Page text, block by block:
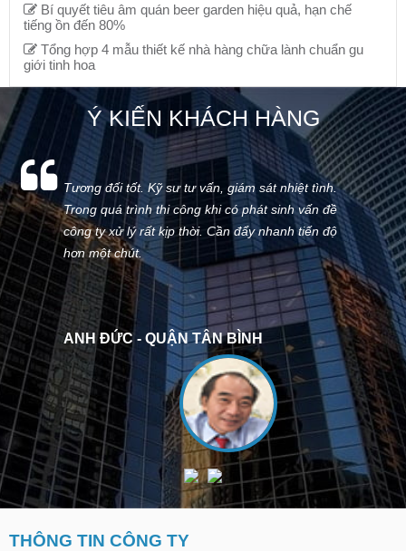
Bí quyết tiêu âm quán beer garden hiệu quả, hạn chế
tiếng ồn đến 80%
Tổng hợp 4 mẫu thiết kế nhà hàng chữa lành chuẩn gu
giới tinh hoa
Ý KIẾN KHÁCH HÀNG
Tương đối tốt. Kỹ sư tư vấn, giám sát nhiệt tình.
Trong quá trình thi công khi có phát sinh vấn đề
công ty xử lý rất kịp thời. Cần đẩy nhanh tiến độ
hơn một chút.
ANH ĐỨC - QUẬN TÂN BÌNH
THÔNG TIN CÔNG TY